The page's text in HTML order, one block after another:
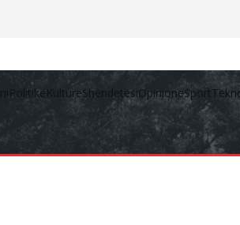
PolitikëKulturëShëndetësiOpinioneSport